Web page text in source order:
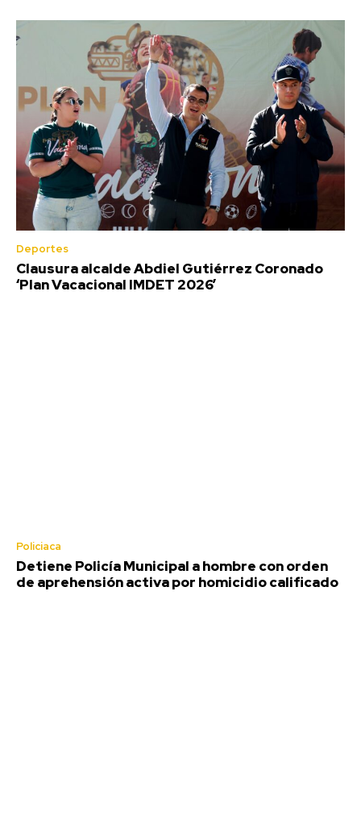
Deportes
Clausura alcalde Abdiel Gutiérrez Coronado
‘Plan Vacacional IMDET 2026’
Policiaca
Detiene Policía Municipal a hombre con orden
de aprehensión activa por homicidio calificado